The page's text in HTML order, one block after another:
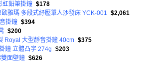
虹鉛筆掛鐘 $178
歐雅瑪 多段式紓壓單人沙發床 YCK-001 $2,061
掛鐘 $394
$200
Royal 大型靜音掛鐘 40cm $375
鐘 立體凸字 274g $203
面壁鐘 $626